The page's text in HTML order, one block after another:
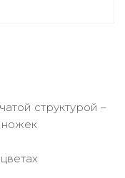
​​структурой –
ножек